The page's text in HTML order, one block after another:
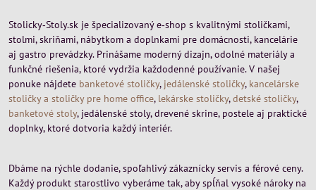
Stolicky‑Stoly.sk je špecializovaný e‑shop s kvalitnými stoličkami,
stolmi, skriňami, nábytkom a doplnkami pre domácnosti, kancelárie
aj gastro prevádzky. Prinášame moderný dizajn, odolné materiály a
funkčné riešenia, ktoré vydržia každodenné používanie. V našej
ponuke nájdete banketové stoličky, jedálenské stoličky, kancelárske
stoličky a stoličky pre home office, lekárske stoličky,detské stoličky,
banketové stoly, jedálenské stoly, drevené skrine, postele aj praktické
doplnky, ktoré dotvoria každý interiér.
Dbáme na rýchle dodanie, spoľahlivý zákaznícky servis a férové ceny.
Každý produkt starostlivo vyberáme tak, aby spĺňal vysoké nároky na